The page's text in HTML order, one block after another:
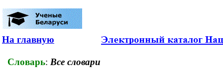
На главную
Словарь: Все словари